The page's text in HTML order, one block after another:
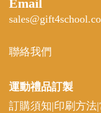
Email
聯絡我們
運動禮品訂製
訂購須知|印刷方法|